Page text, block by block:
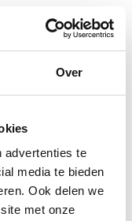
Over
advertenties te
media te bieden
Ook delen we
met onze